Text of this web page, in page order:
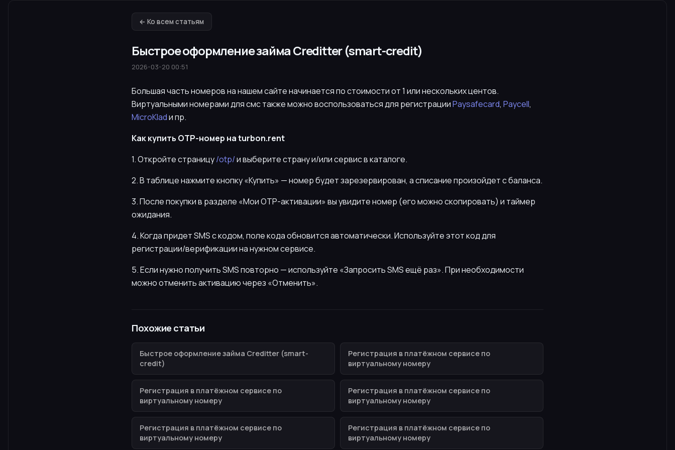
← Ко всем статьям
Быстрое оформление займа Creditter (smart-credit)
2026-03-20 00:51
Большая часть номеров на нашем сайте начинается по стоимости от 1 или нескольких центов.
Виртуальными номерами для смс также можно воспользоваться для регистрацииPaysafecard, Paycell,
MicroKladи пр.
Как купить OTP-номер на turbon.rent
1. Откройте страницу/otp/и выберите страну и/или сервис в каталоге.
2. В таблице нажмите кнопку «Купить» — номер будет зарезервирован, а списание произойдет с баланса.
3. После покупки в разделе «Мои OTP-активации» вы увидите номер (его можно скопировать) и таймер
ожидания.
4. Когда придет SMS с кодом, поле кода обновится автоматически. Используйте этот код для
регистрации/верификации на нужном сервисе.
5. Если нужно получить SMS повторно — используйте «Запросить SMS ещё раз». При необходимости
можно отменить активацию через «Отменить».
Похожие статьи
Быстрое оформление займа Creditter (smart-
credit)
Регистрация в платёжном сервисе по
виртуальному номеру
Регистрация в платёжном сервисе по
виртуальному номеру
Регистрация в платёжном сервисе по
виртуальному номеру
Регистрация в платёжном сервисе по
виртуальному номеру
Регистрация в платёжном сервисе по
виртуальному номеру